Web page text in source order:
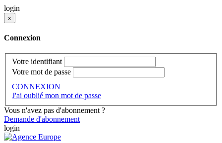
login
x
Connexion
Votre identifiant
Votre mot de passe
CONNEXION
J'ai oublié mon mot de passe
Vous n'avez pas d'abonnement ?
Demande d'abonnement
login